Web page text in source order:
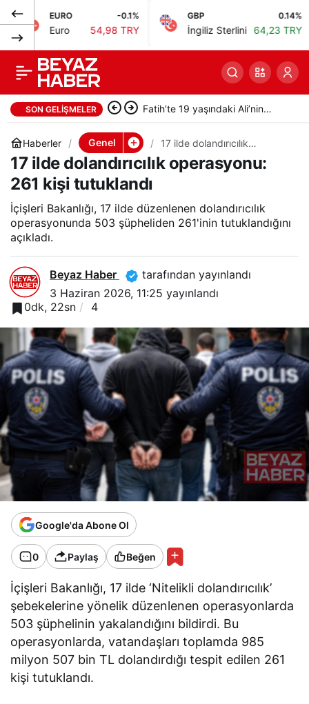
EURO
Euro 54,98 TRY
GBP
İngiliz Sterlini 64,23 TRY
SON GELIŞMELER Fatih’te 19 yaşındaki Ali’nin
gözaltı sayısı 10’a yükseldi
Haberler Genel
17 ilde dolandırıcılık
tutuklandı
17 ilde dolandırıcılık operasyonu:
261 kişi tutuklandı
İçişleri Bakanlığı, 17 ilde düzenlenen dolandırıcılık
operasyonunda 503 şüpheliden 261'inin tutuklandığını
açıkladı.
Beyaz Haber
tarafından yayınlandı
3 Haziran 2026, 11:25 yayınlandı
0dk, 22sn
4
Google'da Abone Ol
0 Paylaş Beğen
İçişleri Bakanlığı, 17 ilde ‘Nitelikli dolandırıcılık’
şebekelerine yönelik düzenlenen operasyonlarda
503 şüphelinin yakalandığını bildirdi. Bu
operasyonlarda, vatandaşları toplamda 985
milyon 507 bin TL dolandırdığı tespit edilen 261
kişi tutuklandı.
Kağıthane’de otizmli 5
yaşındaki Zümre kaza
sonucu hayatını
Paylaş